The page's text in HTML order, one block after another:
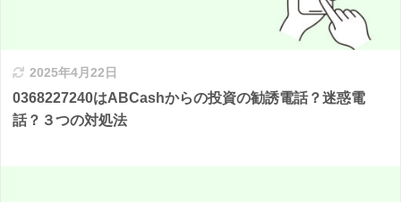
2025年4月22日
0368227240はABCashからの投資の勧誘電話？迷惑電
話？３つの対処法